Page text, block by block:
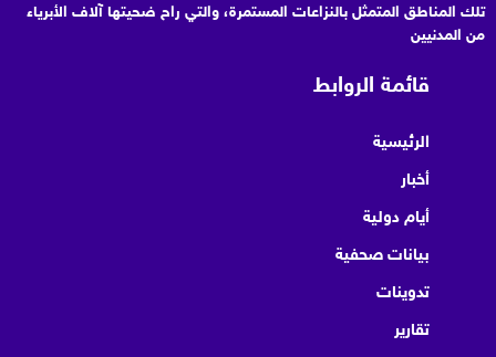
تلك المناطق المتمثل بالنزاعات المستمرة، والتي راح ضحيتها آلاف الأبرياء
من المدنيين
قائمة الروابط
الرئيسية
أخبار
أيام دولية
بيانات صحفية
تدوينات
تقارير